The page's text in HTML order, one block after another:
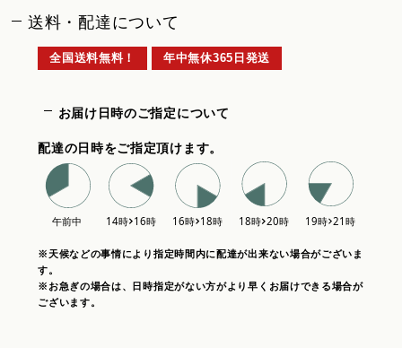
送料・配達について
全国送料無料！ 年中無休365日発送
お届け日時のご指定について
配達の日時をご指定頂けます。
※天候などの事情により指定時間内に配達が出来ない場合がございま
す。
※お急ぎの場合は、日時指定がない方がより早くお届けできる場合が
ございます。